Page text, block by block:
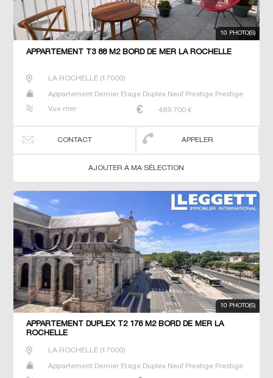
10 PHOTO(S)
APPARTEMENT T3 88 M2 BORD DE MER LA ROCHELLE
LA ROCHELLE(17000)
Appartement Dernier Etage Duplex Neuf Prestige Prestige
Vue mer
489 700 €
CONTACT APPELER
AJOUTER A MA SÉLECTION
10 PHOTO(S)
APPARTEMENT DUPLEX T2 176 M2 BORD DE MER LA
ROCHELLE
LA ROCHELLE(17000)
Appartement Dernier Etage Duplex Neuf Prestige Prestige